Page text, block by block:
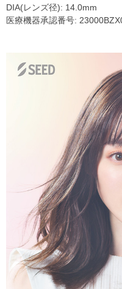
DIA(レンズ径): 14.0mm
医療機器承認番号: